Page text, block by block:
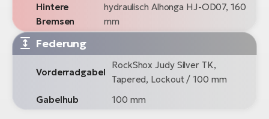
Hintere
Bremsen
hydraulisch Alhonga HJ-OD07, 160
mm
Federung
Vorderradgabel
RockShox Judy Silver TK,
Tapered, Lockout / 100 mm
Gabelhub
100 mm